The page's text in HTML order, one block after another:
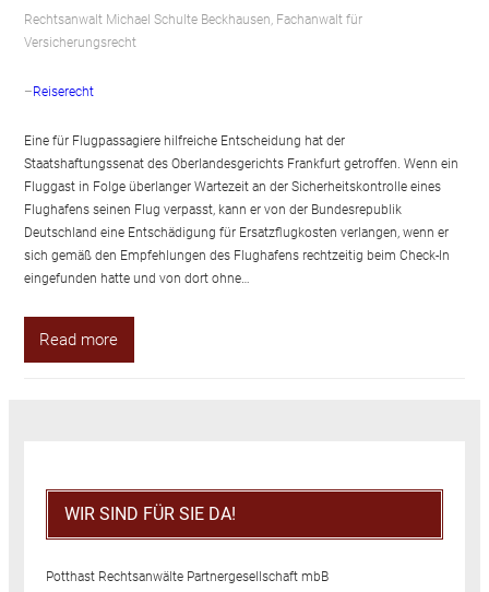
Rechtsanwalt Michael Schulte Beckhausen, Fachanwalt für
Versicherungsrecht
–Reiserecht
Eine für Flugpassagiere hilfreiche Entscheidung hat der
Staatshaftungssenat des Oberlandesgerichts Frankfurt getroffen. Wenn ein
Fluggast in Folge überlanger Wartezeit an der Sicherheitskontrolle eines
Flughafens seinen Flug verpasst, kann er von der Bundesrepublik
Deutschland eine Entschädigung für Ersatzflugkosten verlangen, wenn er
sich gemäß den Empfehlungen des Flughafens rechtzeitig beim Check-In
eingefunden hatte und von dort ohne…
Read more
WIR SIND FÜR SIE DA!
Potthast Rechtsanwälte Partnergesellschaft mbB